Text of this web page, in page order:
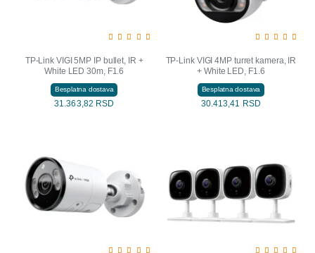
TP-Link VIGI 5MP IP bullet, IR +
White LED 30m, F1.6
Besplatna dostava
31.363,82 RSD
TP-Link VIGI 4MP turret kamera, IR
+ White LED, F1.6
Besplatna dostava
30.413,41 RSD